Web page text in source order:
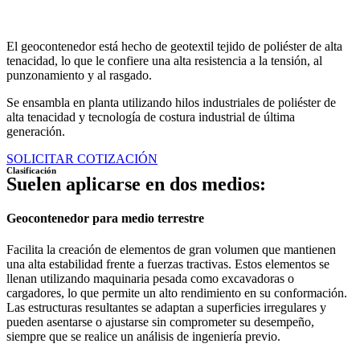
El geocontenedor está hecho de geotextil tejido de poliéster de alta
tenacidad, lo que le confiere una alta resistencia a la tensión, al
punzonamiento y al rasgado.
Se ensambla en planta utilizando hilos industriales de poliéster de
alta tenacidad y tecnología de costura industrial de última
generación.
SOLICITAR COTIZACIÓN
Clasificación
Suelen aplicarse en dos medios:
Geocontenedor para medio terrestre
Facilita la creación de elementos de gran volumen que mantienen
una alta estabilidad frente a fuerzas tractivas. Estos elementos se
llenan utilizando maquinaria pesada como excavadoras o
cargadores, lo que permite un alto rendimiento en su conformación.
Las estructuras resultantes se adaptan a superficies irregulares y
pueden asentarse o ajustarse sin comprometer su desempeño,
siempre que se realice un análisis de ingeniería previo.